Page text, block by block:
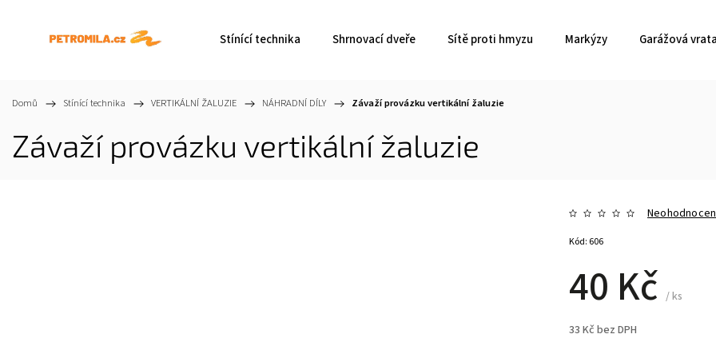
Stínící technika Shrnovací dveře Sítě proti hmyzu Markýzy Garážová vrata
Domů / Stínící technika / VERTIKÁLNÍ ŽALUZIE / NÁHRADNÍ DÍLY / Závaží provázku vertikální žaluzie
Závaží provázku vertikální žaluzie
40 Kč/ ks
33 Kč bez DPH
Kód: 606